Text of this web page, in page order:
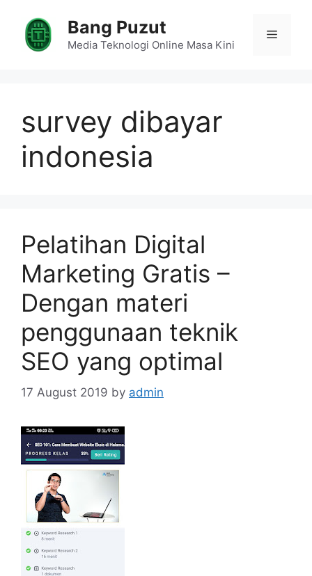
content
Bang Puzut
Media Teknologi Online Masa Kini
Menu
survey dibayar
indonesia
Pelatihan Digital
Marketing Gratis –
Dengan materi
penggunaan teknik
SEO yang optimal
17 August 2019 by admin